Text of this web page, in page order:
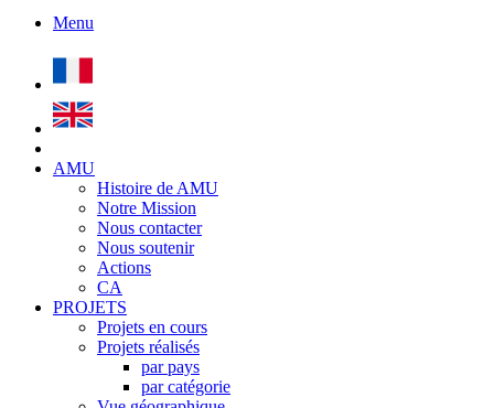
Menu
AMU
Histoire de AMU
Notre Mission
Nous contacter
Nous soutenir
Actions
CA
PROJETS
Projets en cours
Projets réalisés
par pays
par catégorie